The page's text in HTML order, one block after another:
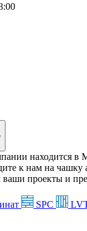
находится в
к нам на чашку
ваши проекты и
SPC